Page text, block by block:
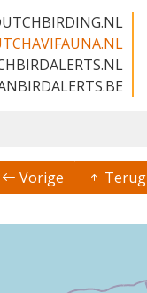
Vorige Terug